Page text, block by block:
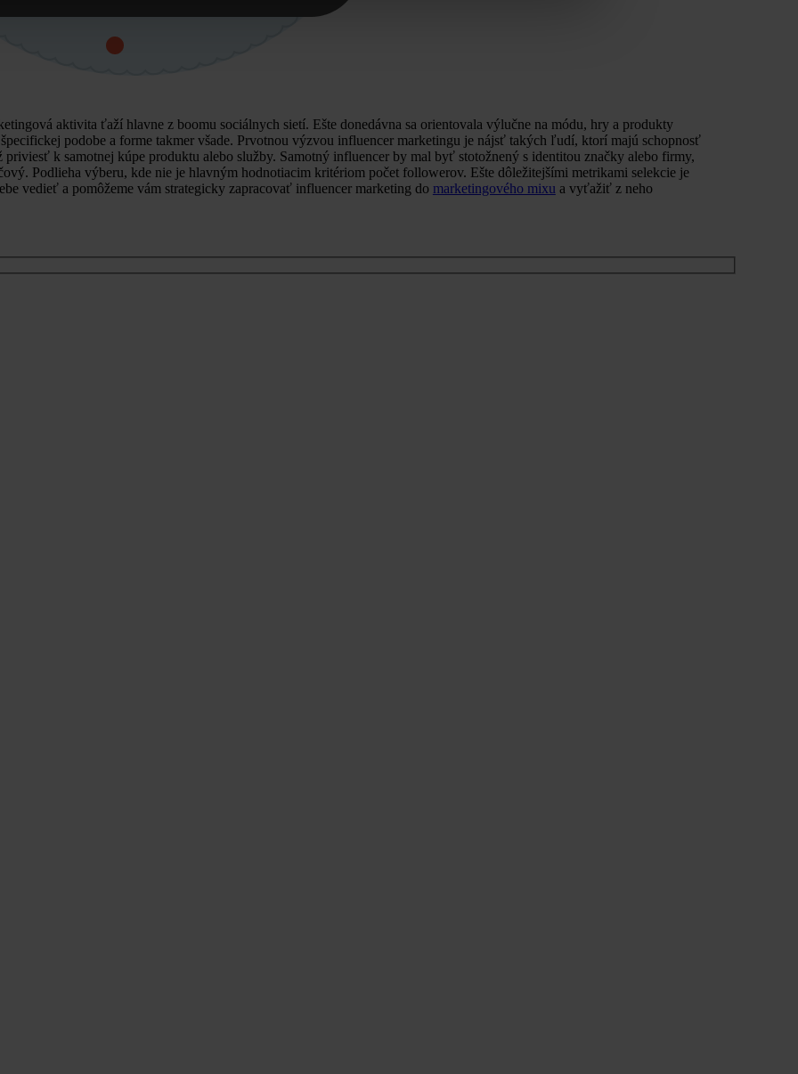
aktivita ťaží hlavne z boomu sociálnych sietí. Ešte donedávna sa orientovala výlučne na módu, hry a produkty
podobe a forme takmer všade. Prvotnou výzvou influencer marketingu je nájsť takých ľudí, ktorí majú schopnosť
k samotnej kúpe produktu alebo služby. Samotný influencer by mal byť stotožnený s identitou značky alebo firmy,
Podlieha výberu, kde nie je hlavným hodnotiacim kritériom počet followerov. Ešte dôležitejšími metrikami selekcie je
vedieť a pomôžeme vám strategicky zapracovať influencer marketing do marketingového mixu a vyťažiť z neho